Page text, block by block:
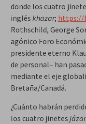
donde los cuatro
inglés khazar; https://
Rothschild, George
agónico Foro
presidente eterno
de personal– han
mediante el eje
Bretaña/Canadá.
¿Cuánto habrán
los cuatro jinetes